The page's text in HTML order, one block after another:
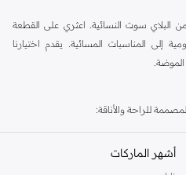
البلاي سوت النسائية. اعثري على القطعة
إلى المناسبات المسائية. يقدم اختيارنا
للراحة والأناقة:
أشهر الماركات